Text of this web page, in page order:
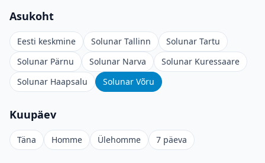
Asukoht
Eesti keskmine Solunar Tallinn
Solunar Tartu
Solunar Pärnu
Solunar Narva
Solunar Kuressaare
Solunar Haapsalu
Solunar Võru
Kuupäev
Täna Homme Ülehomme 7 päeva